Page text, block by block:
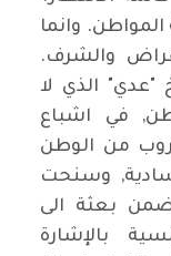
وانما
والشرف.
"عدي" الذي لا
في اشباع
من الوطن
وسنحت
بعثة الى
بالإشارة